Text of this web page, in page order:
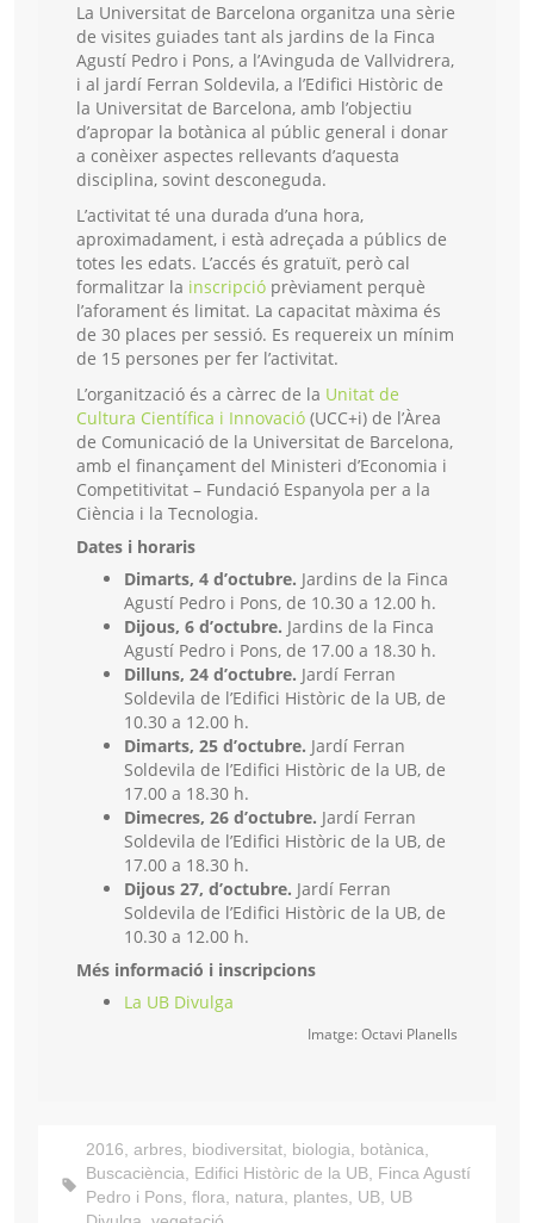
La Universitat de Barcelona organitza una sèrie
de visites guiades tant als jardins de la Finca
Agustí Pedro i Pons, a l’Avinguda de Vallvidrera,
i al jardí Ferran Soldevila, a l’Edifici Històric de
la Universitat de Barcelona, amb l’objectiu
d’apropar la botànica al públic general i donar
a conèixer aspectes rellevants d’aquesta
disciplina, sovint desconeguda.
L’activitat té una durada d’una hora,
aproximadament, i està adreçada a públics de
totes les edats. L’accés és gratuït, però cal
formalitzar la inscripció prèviament perquè
l’aforament és limitat. La capacitat màxima és
de 30 places per sessió. Es requereix un mínim
de 15 persones per fer l’activitat.
L’organització és a càrrec de la Unitat de
Cultura Científica i Innovació (UCC+i) de l’Àrea
de Comunicació de la Universitat de Barcelona,
amb el finançament del Ministeri d’Economia i
Competitivitat – Fundació Espanyola per a la
Ciència i la Tecnologia.
Dates i horaris
Dimarts, 4 d’octubre. Jardins de la Finca
Agustí Pedro i Pons, de 10.30 a 12.00 h.
Dijous, 6 d’octubre. Jardins de la Finca
Agustí Pedro i Pons, de 17.00 a 18.30 h.
Dilluns, 24 d’octubre. Jardí Ferran
Soldevila de l’Edifici Històric de la UB, de
10.30 a 12.00 h.
Dimarts, 25 d’octubre. Jardí Ferran
Soldevila de l’Edifici Històric de la UB, de
17.00 a 18.30 h.
Dimecres, 26 d’octubre. Jardí Ferran
Soldevila de l’Edifici Històric de la UB, de
17.00 a 18.30 h.
Dijous 27, d’octubre. Jardí Ferran
Soldevila de l’Edifici Històric de la UB, de
10.30 a 12.00 h.
Més informació i inscripcions
La UB Divulga
Imatge: Octavi Planells
2016, arbres, biodiversitat, biologia, botànica,
Buscaciència, Edifici Històric de la UB, Finca Agustí
Pedro i Pons, flora, natura, plantes, UB, UB